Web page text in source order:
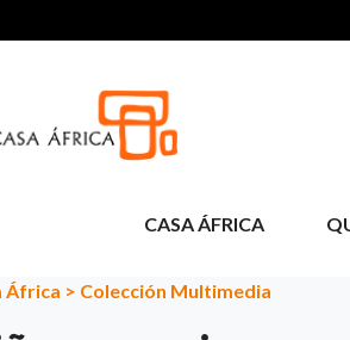
CASA ÁFRICA
África > Colección Multimedia